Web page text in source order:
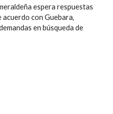
espera respuestas
acuerdo con Guebara,
en búsqueda de